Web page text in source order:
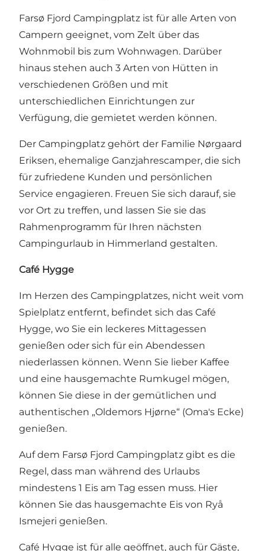
Farsø Fjord Campingplatz ist für alle Arten von
Campern geeignet, vom Zelt über das
Wohnmobil bis zum Wohnwagen. Darüber
hinaus stehen auch 3 Arten von Hütten in
verschiedenen Größen und mit
unterschiedlichen Einrichtungen zur
Verfügung, die gemietet werden können.
Der Campingplatz gehört der Familie Nørgaard
Eriksen, ehemalige Ganzjahrescamper, die sich
für zufriedene Kunden und persönlichen
Service engagieren. Freuen Sie sich darauf, sie
vor Ort zu treffen, und lassen Sie sie das
Rahmenprogramm für Ihren nächsten
Campingurlaub in Himmerland gestalten.
Café Hygge
Im Herzen des Campingplatzes, nicht weit vom
Spielplatz entfernt, befindet sich das Café
Hygge, wo Sie ein leckeres Mittagessen
genießen oder sich für ein Abendessen
niederlassen können. Wenn Sie lieber Kaffee
und eine hausgemachte Rumkugel mögen,
können Sie diese in der gemütlichen und
authentischen „Oldemors Hjørne“ (Oma's Ecke)
genießen.
Auf dem Farsø Fjord Campingplatz gibt es die
Regel, dass man während des Urlaubs
mindestens 1 Eis am Tag essen muss. Hier
können Sie das hausgemachte Eis von Ryå
Ismejeri genießen.
Café Hygge ist für alle geöffnet, auch für Gäste,